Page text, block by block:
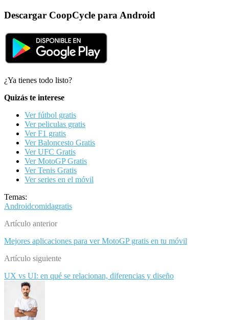
Descargar CoopCycle para Android
¿Ya tienes todo listo?
Quizás te interese
Ver fútbol gratis
Ver peliculas gratis
Ver F1 gratis
Ver Baloncesto Gratis
Ver UFC Gratis
Ver MotoGP Gratis
Ver Tenis Gratis
Ver series en el móvil
Temas:
Androidcomidagratis
Artículo anterior
Mejores aplicaciones para ver MotoGP gratis en tu móvil
Artículo siguiente
UX vs UI: en qué se relacionan, diferencias y diseño